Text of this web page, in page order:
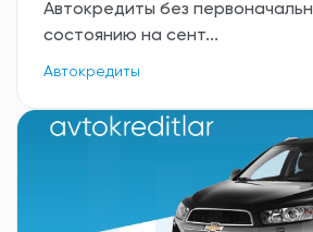
Автокредиты без
состоянию на сент...
Автокредиты